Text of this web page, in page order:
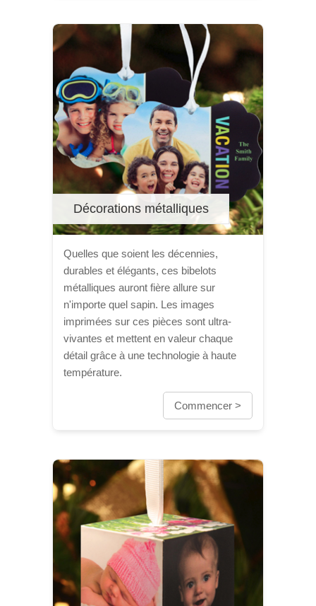
Décorations métalliques
Quelles que soient les décennies,
durables et élégants, ces bibelots
métalliques auront fière allure sur
n'importe quel sapin. Les images
imprimées sur ces pièces sont ultra-
vivantes et mettent en valeur chaque
détail grâce à une technologie à haute
température.
Commencer >